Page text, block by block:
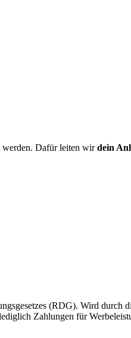
werden. Dafür leiten wirdein
(RDG). Wird durch
Zahlungen für